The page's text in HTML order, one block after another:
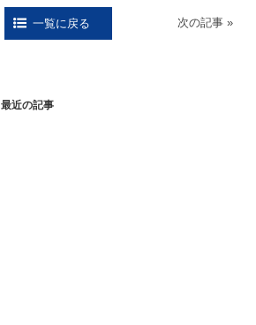
一覧に戻る 次の記事 »
最近の記事